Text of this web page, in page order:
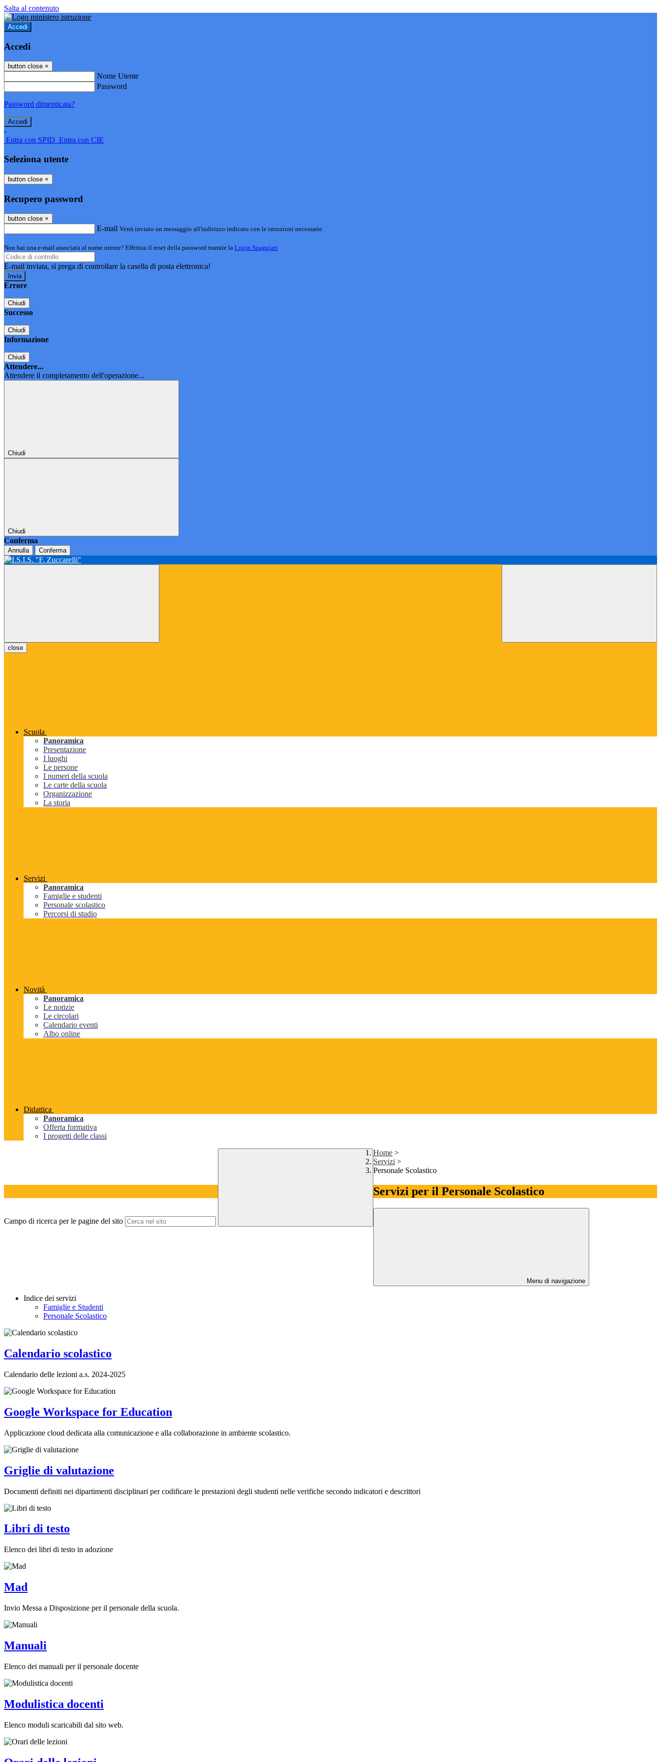
Salta al contenuto
Accedi
Accedi
button close ×
Nome Utente
Password
Password dimenticata?
-
Entra con SPID Entra con CIE
Seleziona utente
button close ×
Recupero password
button close ×
E-mail Verrà inviato un messaggio all'indirizzo indicato con le istruzioni necessarie.
Non hai una e-mail associata al nome utente? Effettua il reset della password tramite la Login Spaggiari
E-mail inviata, si prega di controllare la casella di posta elettronica!
Errore
Chiudi
Successo
Chiudi
Informazione
Chiudi
Attendere...
Attendere il completamento dell'operazione...
Chiudi
Chiudi
Conferma
Annulla Conferma
close
Scuola
Panoramica
Presentazione
I luoghi
Le persone
I numeri della scuola
Le carte della scuola
Organizzazione
La storia
Servizi
Panoramica
Famiglie e studenti
Personale scolastico
Percorsi di studio
Novità
Panoramica
Le notizie
Le circolari
Calendario eventi
Albo online
Didattica
Panoramica
Offerta formativa
I progetti delle classi
Campo di ricerca per le pagine del sito
Home >
Servizi >
Personale Scolastico
Servizi per il Personale Scolastico
Menu di navigazione
Indice dei servizi
Famiglie e Studenti
Personale Scolastico
Calendario scolastico
Calendario delle lezioni a.s. 2024-2025
Google Workspace for Education
Applicazione cloud dedicata alla comunicazione e alla collaborazione in ambiente scolastico.
Griglie di valutazione
Documenti definiti nei dipartimenti disciplinari per codificare le prestazioni degli studenti nelle verifiche secondo indicatori e descrittori
Libri di testo
Elenco dei libri di testo in adozione
Mad
Invio Messa a Disposizione per il personale della scuola.
Manuali
Elenco dei manuali per il personale docente
Modulistica docenti
Elenco moduli scaricabili dal sito web.